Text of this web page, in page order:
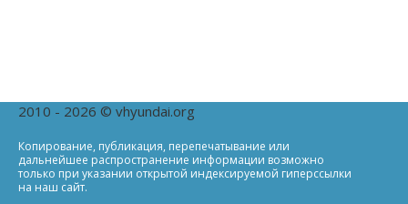
2010 - 2026 © vhyundai.org
Копирование, публикация, перепечатывание или
дальнейшее распространение информации возможно
только при указании открытой индексируемой гиперссылки
на наш сайт.